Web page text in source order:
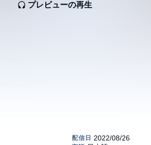
プレビューの再生